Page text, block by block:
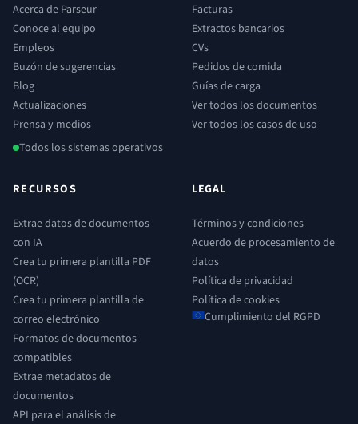
Acerca de Parseur
Conoce al equipo
Empleos
Buzón de sugerencias
Blog
Actualizaciones
Prensa y medios
Todos los sistemas operativos
Facturas
Extractos bancarios
CVs
Pedidos de comida
Guías de carga
Ver todos los documentos
Ver todos los casos de uso
RECURSOS
Extrae datos de documentos
con IA
Crea tu primera plantilla PDF
(OCR)
Crea tu primera plantilla de
correo electrónico
Formatos de documentos
compatibles
Extrae metadatos de
documentos
API para el análisis de
LEGAL
Términos y condiciones
Acuerdo de procesamiento de
datos
Política de privacidad
Política de cookies
Cumplimiento del RGPD